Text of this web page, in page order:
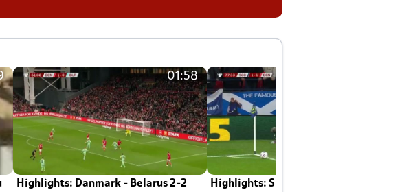
01:58
Highlights: Danmark - Belarus 2-2 Highlights: Skotland - Danmark 4-2